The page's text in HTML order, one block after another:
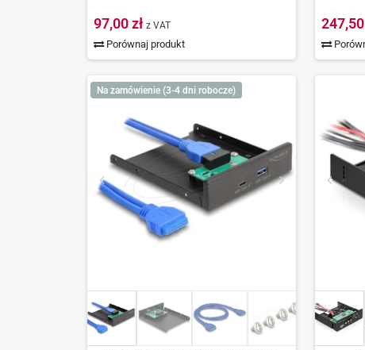
97,00 zł z VAT
Porównaj produkt
247,50
Na zamówienie (3-4 dni robocze)